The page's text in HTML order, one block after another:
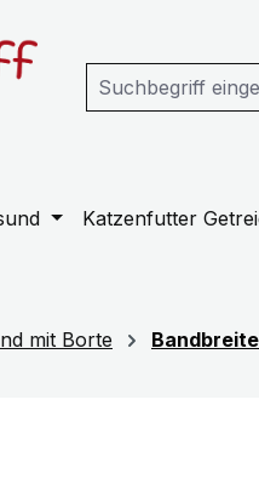
Katzenfutter
mit Borte